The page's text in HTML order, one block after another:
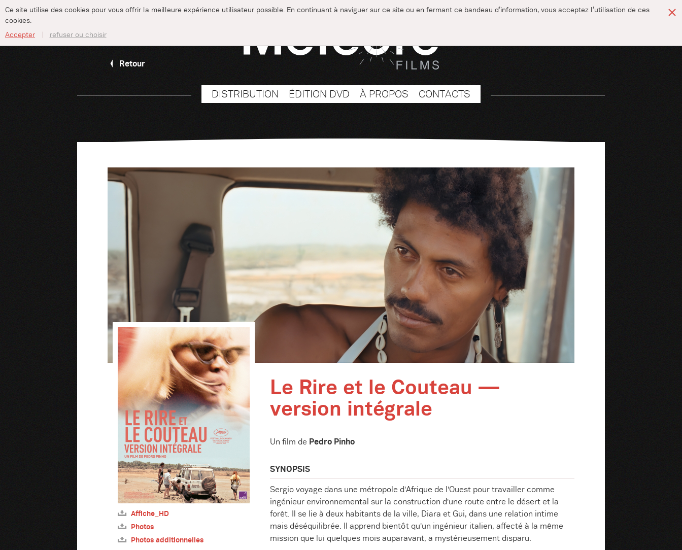
Ce site utilise des cookies pour vous offrir la meilleure expérience utilisateur possible. En continuant à naviguer sur ce site ou en fermant ce bandeau d’information, vous acceptez l’utilisation de ces
cookies.
Accepter
refuser ou choisir
Retour
DISTRIBUTION ÉDITION DVD À PROPOS CONTACTS
Le Rire et le Couteau —
version intégrale
Un film de Pedro Pinho
SYNOPSIS
Sergio voyage dans une métropole d'Afrique de l'Ouest pour travailler comme
ingénieur environnemental sur la construction d'une route entre le désert et la
forêt. Il se lie à deux habitants de la ville, Diara et Gui, dans une relation intime
mais déséquilibrée. Il apprend bientôt qu'un ingénieur italien, affecté à la même
mission que lui quelques mois auparavant, a mystérieusement disparu.
Affiche_HD
Photos
Photos additionnelles